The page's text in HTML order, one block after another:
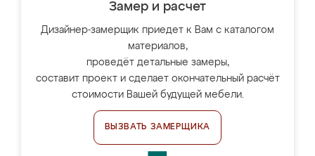
Замер и расчет
Дизайнер-замерщик приедет к Вам с каталогом
материалов,
проведёт детальные замеры,
составит проект и сделает окончательный расчёт
стоимости Вашей будущей мебели.
ВЫЗВАТЬ ЗАМЕРЩИКА